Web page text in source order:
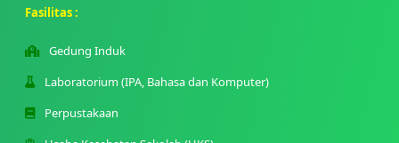
Fasilitas :
Gedung Induk
Laboratorium (IPA, Bahasa dan Komputer)
Perpustakaan